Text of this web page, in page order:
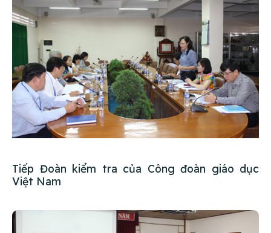
Tiếp Đoàn kiểm tra của Công đoàn giáo dục
Việt Nam